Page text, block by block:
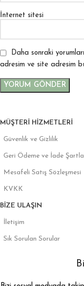
İnternet sitesi
Daha sonraki
adresim ve site adresim
MÜŞTERI HIZMETLERI
Güvenlik ve Gizlilik
Geri Ödeme ve İade
Mesafeli Satış Sözleşmesi
KVKK
BIZE ULAŞIN
İletişim
Sık Sorulan Sorular